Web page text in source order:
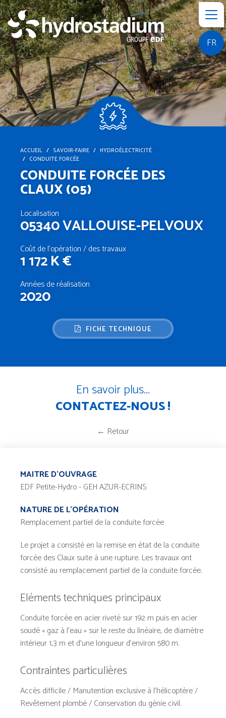
FR
ACCUEIL SAVOIR-FAIRE
HYDROÉLECTRICITÉ
CONDUITE FORCÉE
CONDUITE FORCÉE DES
CLAUX (05)
Localisation
05340 VALLOUISE-PELVOUX
Coût de l’opération / des travaux
1 172 K €
Années de réalisation
2020
FICHE TECHNIQUE
En savoir plus...
CONTACTEZ-NOUS !
← Retour
MAITRE D’OUVRAGE
EDF Petite-Hydro - GEH AZUR-ECRINS
NATURE DE L’OPÉRATION
Remplacement partiel de la conduite forcée
Le projet a consisté en la remise en état de la conduite
forcée des Claux suite à une rupture. Les travaux ont
consisté au remplacement partiel de la conduite forcée.
Eléments techniques principaux
Conduite forcée en acier riveté sur 192 m puis en acier
soudé « gaz à l’eau » sur le reste du linéaire, de diamètre
intérieur 1,3 m et d’une longueur d’environ 580 m.
Contraintes particulières
Accès difficile / Manutention exclusive à l’hélicoptère /
Revêtement plombé / Conservation du génie civil.